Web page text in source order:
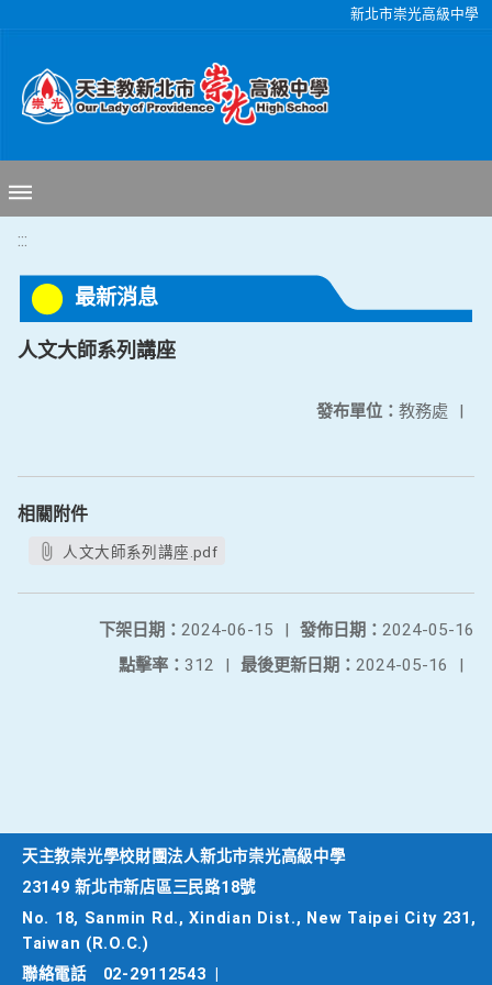
新北市崇光高級中學
:::
最新消息
人文大師系列講座
發布單位： 教務處 |
相關附件
人文大師系列講座.pdf
發佈日期： 2024-05-16
下架日期： 2024-06-15
|
最後更新日期： 2024-05-16 |
點擊率： 312 |
天主教崇光學校財團法人新北市崇光高級中學
23149 新北市新店區三民路18號
No. 18, Sanmin Rd., Xindian Dist., New Taipei City 231,
Taiwan (R.O.C.)
聯絡電話
02-29112543